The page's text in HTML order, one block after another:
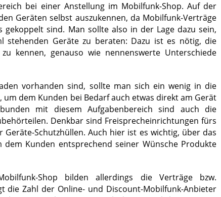
bei einer Anstellung im Mobilfunk-Shop. Auf der
Geräten selbst auszukennen, da Mobilfunk-Verträge
gekoppelt sind. Man sollte also in der Lage dazu sein,
stehenden Geräte zu beraten: Dazu ist es nötig, die
kennen, genauso wie nennenswerte Unterschiede
vorhanden sind, sollte man sich ein wenig in die
dem Kunden bei Bedarf auch etwas direkt am Gerät
mit diesem Aufgabenbereich sind auch die
Denkbar sind Freisprecheinrichtungen fürs
Geräte-Schutzhüllen. Auch hier ist es wichtig, über das
Kunden entsprechend seiner Wünsche Produkte
Shop bilden allerdings die Verträge bzw.
die Zahl der Online- und Discount-Mobilfunk-Anbieter